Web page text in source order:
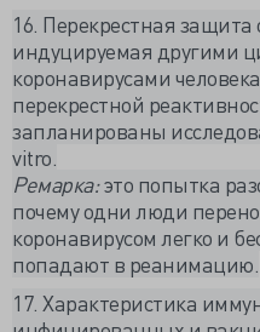
16. Перекрестная защита
индуцируемая другими
коронавирусами
перекрестной
запланированы
vitro.
Ремарка:это попытка
почему одни люди
коронавирусом легко и
попадают в реанимацию.
17. Характеристика